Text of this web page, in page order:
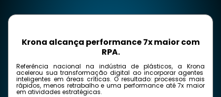
Krona alcança performance 7x maior com
RPA.
Referência nacional na indústria de plásticos, a Krona
acelerou sua transformação digital ao incorporar agentes
inteligentes em áreas críticas.O resultado: processos mais
rápidos, menos retrabalho e uma performance até 7x maior
em atividades estratégicas.